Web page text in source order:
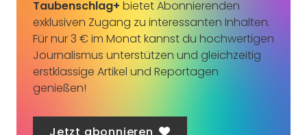
Taubenschlag+ bietet Abonnierenden
exklusiven Zugang zu interessanten Inhalten.
Für nur 3 € im Monat kannst du hochwertigen
Journalismus unterstützen und gleichzeitig
erstklassige Artikel und Reportagen
genießen!
Jetzt abonnieren